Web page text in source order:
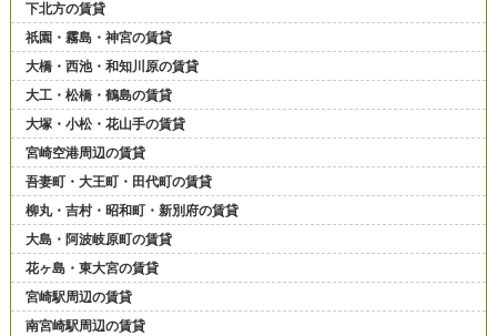
下北方の賃貸
祇園・霧島・神宮の賃貸
大橋・西池・和知川原の賃貸
大工・松橋・鶴島の賃貸
大塚・小松・花山手の賃貸
宮崎空港周辺の賃貸
吾妻町・大王町・田代町の賃貸
柳丸・吉村・昭和町・新別府の賃貸
大島・阿波岐原町の賃貸
花ヶ島・東大宮の賃貸
宮崎駅周辺の賃貸
南宮崎駅周辺の賃貸